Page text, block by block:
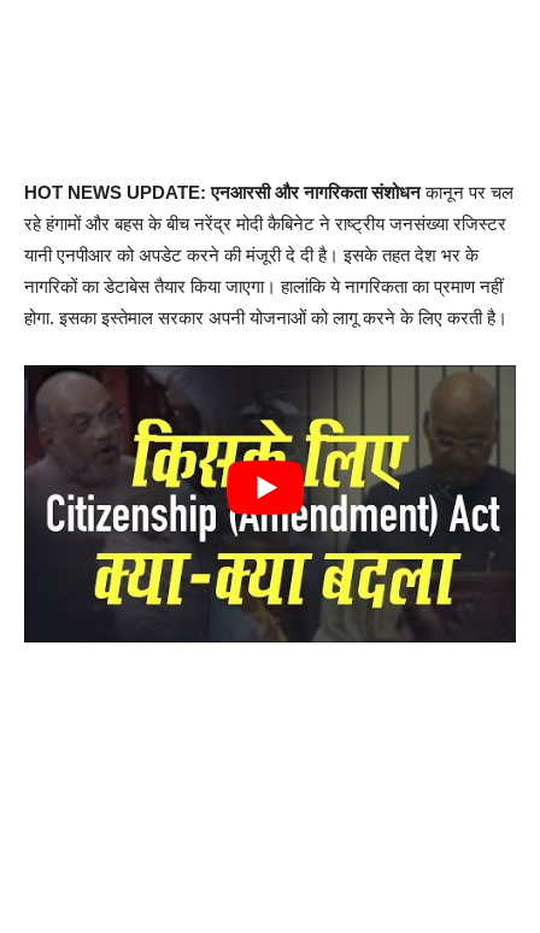
HOT NEWS UPDATE: एनआरसी और नागरिकता संशोधनकानून पर चल
रहे हंगामों और बहस के बीच नरेंद्र मोदी कैबिनेट ने राष्ट्रीय जनसंख्या रजिस्टर
यानी एनपीआर को अपडेट करने की मंजूरी दे दी है। इसके तहत देश भर के
नागरिकों का डेटाबेस तैयार किया जाएगा। हालांकि ये नागरिकता का प्रमाण नहीं
होगा. इसका इस्तेमाल सरकार अपनी योजनाओं को लागू करने के लिए करती है।